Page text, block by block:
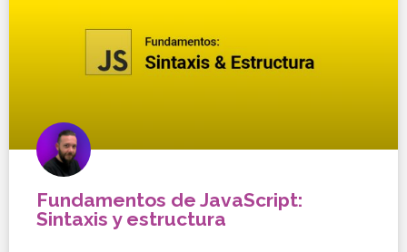
Fundamentos de JavaScript:
Sintaxis y estructura